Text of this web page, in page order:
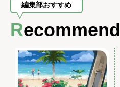
編集部おすすめ
Recommend